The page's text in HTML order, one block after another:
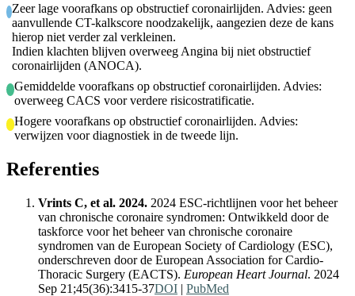
Zeer lage voorafkans op obstructief coronairlijden. Advies: geen
aanvullende CT-kalkscore noodzakelijk, aangezien deze de kans
hierop niet verder zal verkleinen.
Indien klachten blijven overweeg Angina bij niet obstructief
coronairlijden (ANOCA).
Gemiddelde voorafkans op obstructief coronairlijden. Advies:
overweeg CACS voor verdere risicostratificatie.
Hogere voorafkans op obstructief coronairlijden. Advies:
verwijzen voor diagnostiek in de tweede lijn.
Referenties
Vrints C, et al. 2024. 2024 ESC-richtlijnen voor het beheer
van chronische coronaire syndromen: Ontwikkeld door de
taskforce voor het beheer van chronische coronaire
syndromen van de European Society of Cardiology (ESC),
onderschreven door de European Association for Cardio-
Thoracic Surgery (EACTS). European Heart Journal. 2024
Sep 21;45(36):3415-37DOI | PubMed